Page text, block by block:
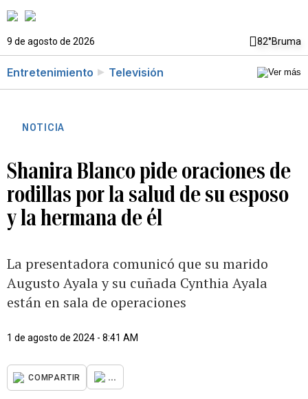
9 de agosto de 2026 82°Bruma
Entretenimiento Televisión
NOTICIA
Shanira Blanco pide oraciones de
rodillas por la salud de su esposo
y la hermana de él
La presentadora comunicó que su marido
Augusto Ayala y su cuñada Cynthia Ayala
están en sala de operaciones
1 de agosto de 2024 - 8:41 AM
COMPARTIR ...